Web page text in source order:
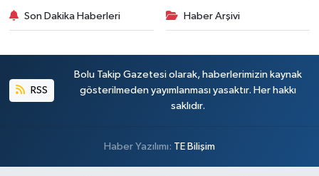
Son Dakika Haberleri Haber Arşivi
RSS
Bolu Takip Gazetesi olarak, haberlerimizin kaynak
gösterilmeden yayımlanması yasaktır. Her hakkı
saklıdır.
Haber Yazılımı: TE Bilişim